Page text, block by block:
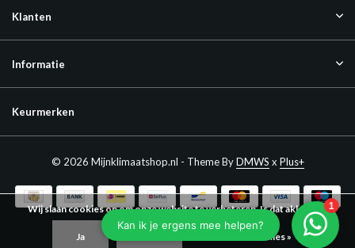
Klanten
Informatie
Keurmerken
© 2026 Mijnklimaatshop.nl - Theme ByDMWS x Plus+
Wij slaan cookies op om onze website te verbeteren. Is dat akkoord?
Ja Meer over cookies »